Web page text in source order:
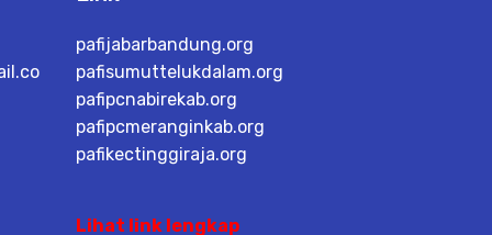
pafijabarbandung.org
pafisumuttelukdalam.org
pafipcnabirekab.org
pafipcmeranginkab.org
pafikectinggiraja.org
Lihat link lengkap